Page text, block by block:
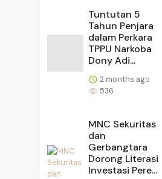
Tuntutan 5
Tahun Penjara
dalam Perkara
TPPU Narkoba
Dony Adi...
2 months ago
536
MNC Sekuritas
dan
Gerbangtara
Dorong Literasi
Investasi Pere...